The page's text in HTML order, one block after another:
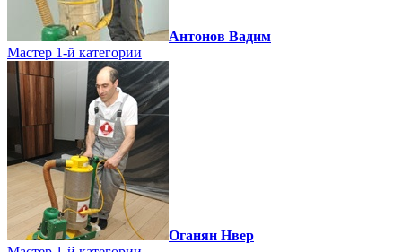
Антонов Вадим
Мастер 1-й категории
Оганян Нвер